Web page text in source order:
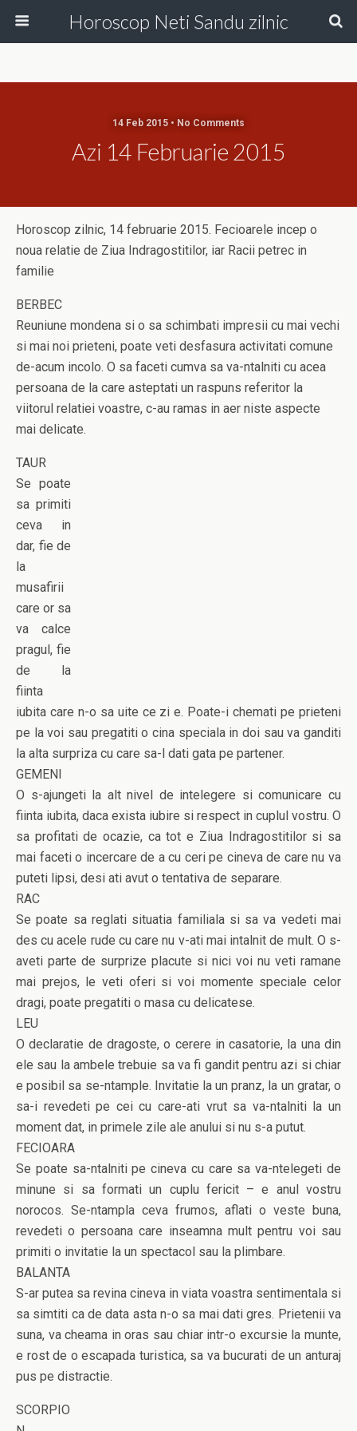
Horoscop Neti Sandu zilnic
14 Feb 2015 • No Comments
Azi 14 Februarie 2015
Horoscop zilnic, 14 februarie 2015. Fecioarele incep o
noua relatie de Ziua Indragostitilor, iar Racii petrec in
familie
BERBEC
Reuniune mondena si o sa schimbati impresii cu mai vechi
si mai noi prieteni, poate veti desfasura activitati comune
de-acum incolo. O sa faceti cumva sa va-ntalniti cu acea
persoana de la care asteptati un raspuns referitor la
viitorul relatiei voastre, c-au ramas in aer niste aspecte
mai delicate.
TAUR
Se poate
sa primiti
ceva in
dar, fie de
la
musafirii
care or sa
va calce
pragul, fie
de la
fiinta
iubita care n-o sa uite ce zi e. Poate-i chemati pe prieteni
pe la voi sau pregatiti o cina speciala in doi sau va ganditi
la alta surpriza cu care sa-l dati gata pe partener.
GEMENI
O s-ajungeti la alt nivel de intelegere si comunicare cu
fiinta iubita, daca exista iubire si respect in cuplul vostru. O
sa profitati de ocazie, ca tot e Ziua Indragostitilor si sa
mai faceti o incercare de a cu ceri pe cineva de care nu va
puteti lipsi, desi ati avut o tentativa de separare.
RAC
Se poate sa reglati situatia familiala si sa va vedeti mai
des cu acele rude cu care nu v-ati mai intalnit de mult. O s-
aveti parte de surprize placute si nici voi nu veti ramane
mai prejos, le veti oferi si voi momente speciale celor
dragi, poate pregatiti o masa cu delicatese.
LEU
O declaratie de dragoste, o cerere in casatorie, la una din
ele sau la ambele trebuie sa va fi gandit pentru azi si chiar
e posibil sa se-ntample. Invitatie la un pranz, la un gratar, o
sa-i revedeti pe cei cu care-ati vrut sa va-ntalniti la un
moment dat, in primele zile ale anului si nu s-a putut.
FECIOARA
Se poate sa-ntalniti pe cineva cu care sa va-ntelegeti de
minune si sa formati un cuplu fericit – e anul vostru
norocos. Se-ntampla ceva frumos, aflati o veste buna,
revedeti o persoana care inseamna mult pentru voi sau
primiti o invitatie la un spectacol sau la plimbare.
BALANTA
S-ar putea sa revina cineva in viata voastra sentimentala si
sa simtiti ca de data asta n-o sa mai dati gres. Prietenii va
suna, va cheama in oras sau chiar intr-o excursie la munte,
e rost de o escapada turistica, sa va bucurati de un anturaj
pus pe distractie.
SCORPIO